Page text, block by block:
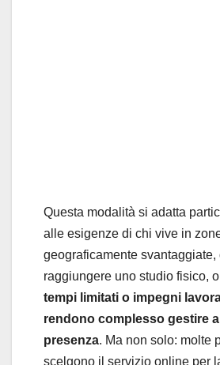
Questa modalità si adatta
alle esigenze di chi vive in
geograficamente
raggiungere uno studio fisico,
tempi limitati o impegni
rendono complesso gestire
presenza. Ma non solo: molte
scelgono il servizio online per